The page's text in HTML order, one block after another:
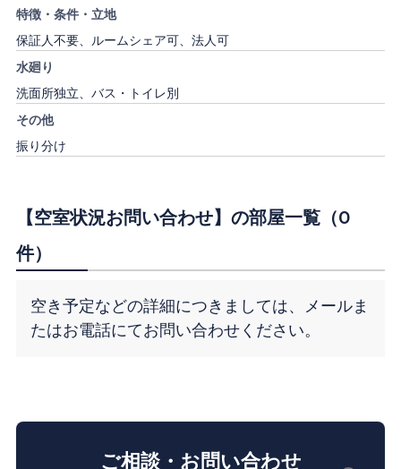
特徴・条件・立地
保証人不要、ルームシェア可、法人可
水廻り
洗面所独立、バス・トイレ別
その他
振り分け
【空室状況お問い合わせ】の部屋一覧（0
件）
空き予定などの詳細につきましては、メールま
たはお電話にてお問い合わせください。
ご相談・お問い合わせ